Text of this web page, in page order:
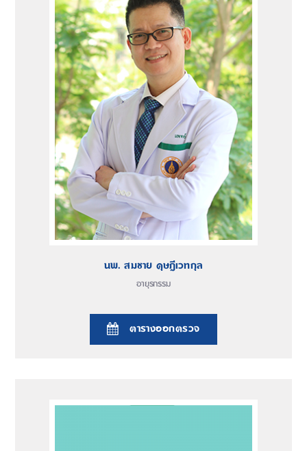
อายุรกรรม
นพ. สมชาย ดุษฎีเวทกุล
ตารางออกตรวจ